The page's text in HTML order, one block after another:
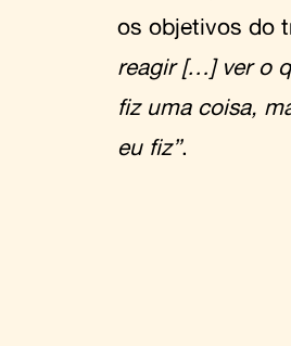
os objetivos do
reagir […] ver o
fiz uma coisa,
eu fiz”.